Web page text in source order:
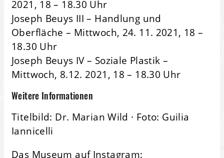
2021, 18 – 18.30 Uhr
Joseph Beuys III – Handlung und
Oberfläche – Mittwoch, 24. 11. 2021, 18 –
18.30 Uhr
Joseph Beuys IV – Soziale Plastik –
Mittwoch, 8.12. 2021, 18 – 18.30 Uhr
Weitere Informationen
Titelbild: Dr. Marian Wild · Foto: Guilia
Iannicelli
Das Museum auf Instagram: